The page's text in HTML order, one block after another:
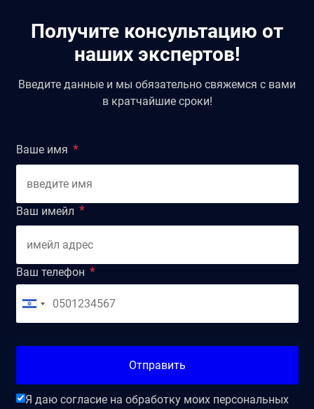
Получите консультацию от
наших экспертов!
Введите данные и мы обязательно свяжемся с вами
в кратчайшие сроки!
Ваше имя
Ваш имейл
Ваш телефон
Отправить
Я даю согласие на обработку моих персональных